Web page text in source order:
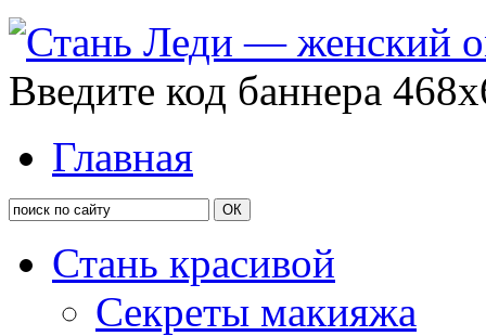
Введите код баннера
Главная
Стань красивой
Секреты макияжа